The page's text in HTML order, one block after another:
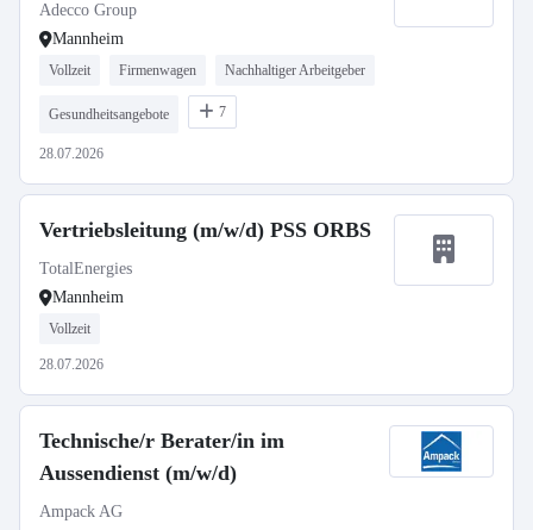
Adecco Group
Mannheim
Vollzeit Firmenwagen Nachhaltiger Arbeitgeber
Gesundheitsangebote 7
28.07.2026
Vertriebsleitung (m/w/d) PSS ORBS
TotalEnergies
Mannheim
Vollzeit
28.07.2026
Technische/r Berater/in im
Aussendienst (m/w/d)
Ampack AG